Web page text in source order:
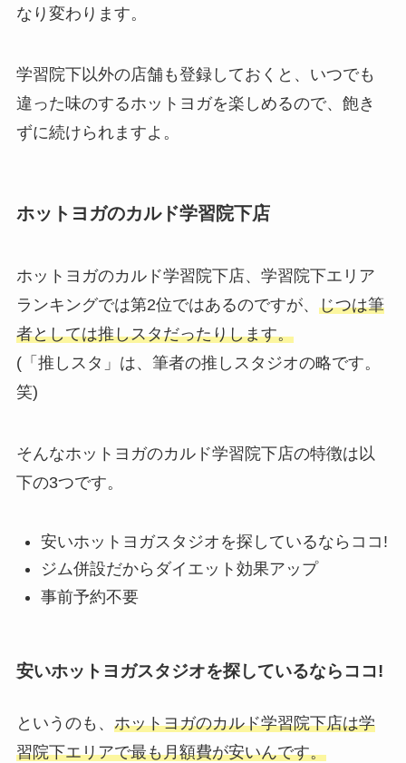
なり変わります。
学習院下以外の店舗も登録しておくと、いつでも
違った味のするホットヨガを楽しめるので、飽き
ずに続けられますよ。
ホットヨガのカルド学習院下店
ホットヨガのカルド学習院下店、学習院下エリア
ランキングでは第2位ではあるのですが、 じつは筆
者としては推しスタだったりします。
(「推しスタ」は、筆者の推しスタジオの略です。
笑)
そんなホットヨガのカルド学習院下店の特徴は以
下の3つです。
安いホットヨガスタジオを探しているならココ!
ジム併設だからダイエット効果アップ
事前予約不要
安いホットヨガスタジオを探しているならココ!
というのも、 ホットヨガのカルド学習院下店は学
習院下エリアで最も月額費が安いんです。